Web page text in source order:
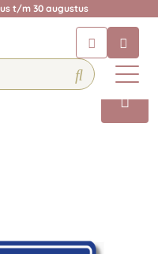
t/m 30 augustus
chatbot voor